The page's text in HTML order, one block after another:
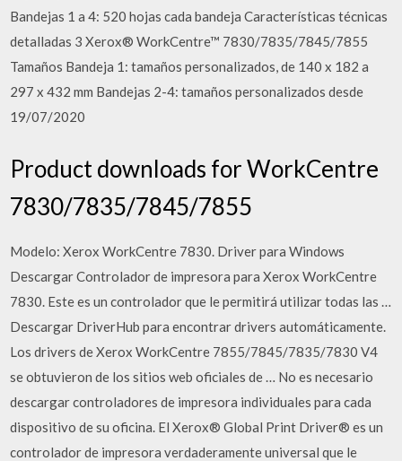
Bandejas 1 a 4: 520 hojas cada bandeja Características técnicas
detalladas 3 Xerox® WorkCentre™ 7830/7835/7845/7855
Tamaños Bandeja 1: tamaños personalizados, de 140 x 182 a
297 x 432 mm Bandejas 2-4: tamaños personalizados desde
19/07/2020
Product downloads for WorkCentre
7830/7835/7845/7855
Modelo: Xerox WorkCentre 7830. Driver para Windows
Descargar Controlador de impresora para Xerox WorkCentre
7830. Este es un controlador que le permitirá utilizar todas las …
Descargar DriverHub para encontrar drivers automáticamente.
Los drivers de Xerox WorkCentre 7855/7845/7835/7830 V4
se obtuvieron de los sitios web oficiales de … No es necesario
descargar controladores de impresora individuales para cada
dispositivo de su oficina. El Xerox® Global Print Driver® es un
controlador de impresora verdaderamente universal que le